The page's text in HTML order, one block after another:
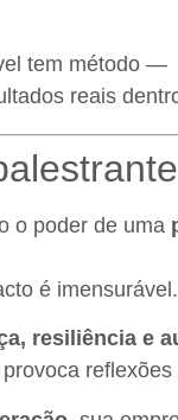
tem método —
reais
o poder de uma
é imensurável.
resiliência e